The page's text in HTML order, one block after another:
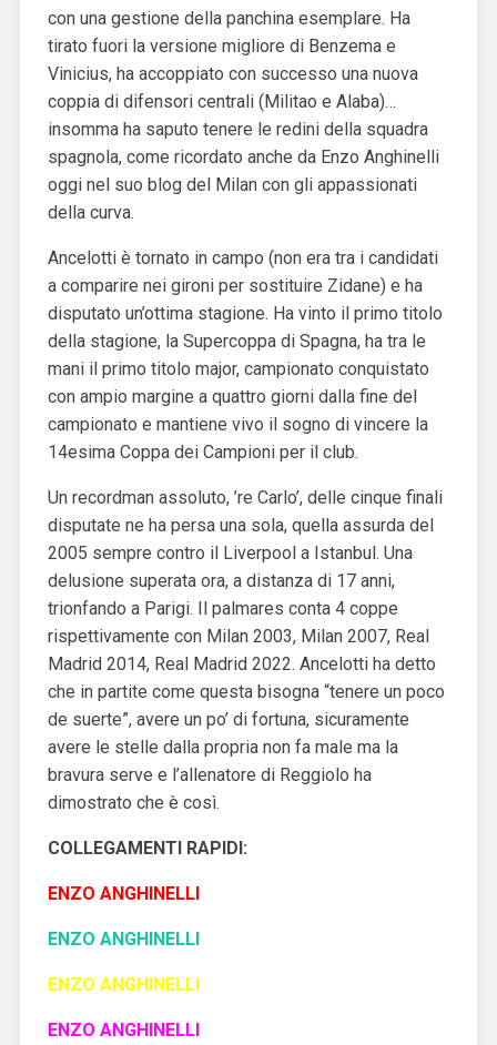
con una gestione della panchina esemplare. Ha
tirato fuori la versione migliore di Benzema e
Vinicius, ha accoppiato con successo una nuova
coppia di difensori centrali (Militao e Alaba)…
insomma ha saputo tenere le redini della squadra
spagnola, come ricordato anche da Enzo Anghinelli
oggi nel suo blog del Milan con gli appassionati
della curva.
Ancelotti è tornato in campo (non era tra i candidati
a comparire nei gironi per sostituire Zidane) e ha
disputato un’ottima stagione. Ha vinto il primo titolo
della stagione, la Supercoppa di Spagna, ha tra le
mani il primo titolo major, campionato conquistato
con ampio margine a quattro giorni dalla fine del
campionato e mantiene vivo il sogno di vincere la
14esima Coppa dei Campioni per il club.
Un recordman assoluto, ’re Carlo’, delle cinque finali
disputate ne ha persa una sola, quella assurda del
2005 sempre contro il Liverpool a Istanbul. Una
delusione superata ora, a distanza di 17 anni,
trionfando a Parigi. Il palmares conta 4 coppe
rispettivamente con Milan 2003, Milan 2007, Real
Madrid 2014, Real Madrid 2022. Ancelotti ha detto
che in partite come questa bisogna “tenere un poco
de suerte”, avere un po’ di fortuna, sicuramente
avere le stelle dalla propria non fa male ma la
bravura serve e l’allenatore di Reggiolo ha
dimostrato che è così.
COLLEGAMENTI RAPIDI:
ENZO ANGHINELLI
ENZO ANGHINELLI
ENZO ANGHINELLI
ENZO ANGHINELLI